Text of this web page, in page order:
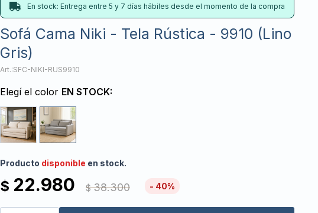
En stock: Entrega entre 5 y 7 días hábiles desde el momento de la compra
Sofá Cama Niki - Tela Rústica - 9910 (Lino
Gris)
SFC-NIKI-RUS9910
Elegí el color EN STOCK:
Producto disponible en stock.
$ 22.980 $ 38.300 40